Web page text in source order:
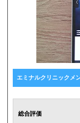
エミナルクリニックメ
総合評価